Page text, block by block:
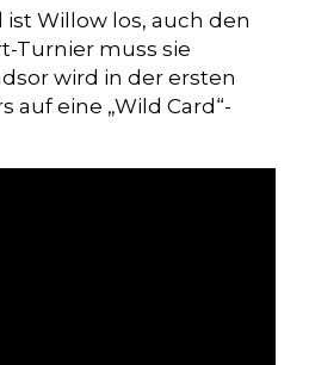
Willow los, auch den
Turnier muss sie
wird in der ersten
auf eine „Wild Card“-